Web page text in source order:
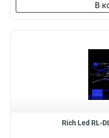
В
Rich Led RL-